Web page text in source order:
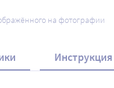
на фотографии
Инструкция